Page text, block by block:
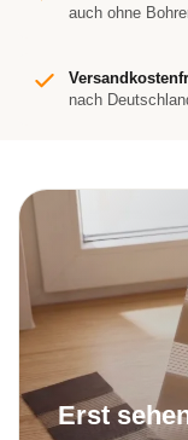
auch ohne
nach
Erst